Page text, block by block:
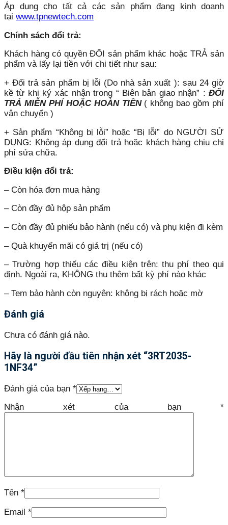
Áp dụng cho tất cả các sản phẩm đang kinh doanh
tại www.tpnewtech.com
Chính sách đổi trả:
Khách hàng có quyền ĐỔI sản phẩm khác hoặc TRẢ sản
phẩm và lấy lại tiền với chi tiết như sau:
+ Đổi trả sản phẩm bị lỗi (Do nhà sản xuất ): sau 24 giờ
kề từ khi ký xác nhận trong “ Biên bản giao nhận” : ĐỔI
TRẢ MIỄN PHÍ HOẶC HOÀN TIỀN( không bao gồm phí
vận chuyển )
+ Sản phẩm “Không bị lỗi” hoặc “Bị lỗi” do NGƯỜI SỬ
DỤNG: Không áp dụng đổi trả hoặc khách hàng chịu chi
phí sửa chữa.
Điều kiện đổi trả:
– Còn hóa đơn mua hàng
– Còn đầy đủ hộp sản phẩm
– Còn đầy đủ phiếu bảo hành (nếu có) và phụ kiện đi kèm
– Quà khuyến mãi có giá trị (nếu có)
– Trường hợp thiếu các điều kiện trên: thu phí theo qui
định. Ngoài ra, KHÔNG thu thêm bất kỳ phí nào khác
– Tem bảo hành còn nguyên: không bị rách hoặc mờ
Đánh giá
Chưa có đánh giá nào.
Hãy là người đầu tiên nhận xét “3RT2035-
1NF34”
Đánh giá của bạn *
Nhận xét của bạn *
Tên *
Email *